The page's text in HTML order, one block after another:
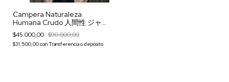
Campera Naturaleza
Humana Crudo 人間性 ジャ
ケット
$45.000,00 $90.000,00
$31.500,00conTransferencia o depósito